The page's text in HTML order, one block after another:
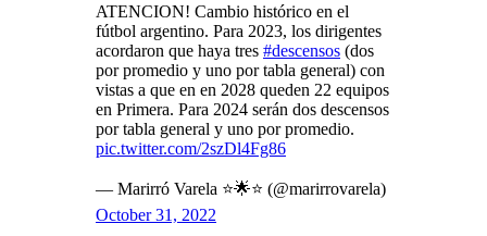
ATENCION! Cambio histórico en el
fútbol argentino. Para 2023, los dirigentes
acordaron que haya tres #descensos (dos
por promedio y uno por tabla general) con
vistas a que en en 2028 queden 22 equipos
en Primera. Para 2024 serán dos descensos
por tabla general y uno por promedio.
pic.twitter.com/2szDl4Fg86
— Marirró Varela ⭐️🌟⭐️ (@marirrovarela)
October 31, 2022